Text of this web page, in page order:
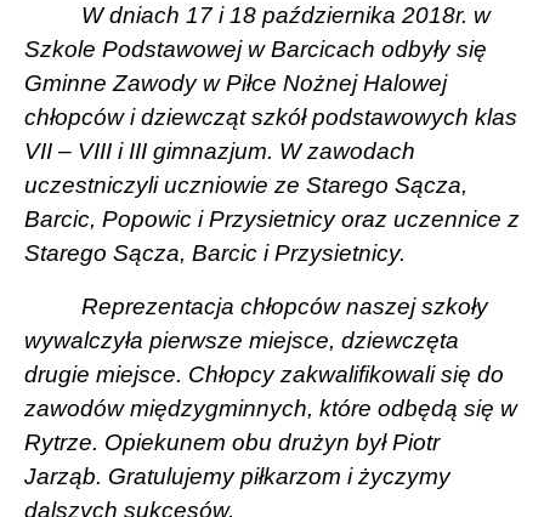
W dniach 17 i 18 października 2018r. w
Szkole Podstawowej w Barcicach odbyły się
Gminne Zawody w Piłce Nożnej Halowej
chłopców i dziewcząt szkół podstawowych klas
VII – VIII i III gimnazjum. W zawodach
uczestniczyli uczniowie ze Starego Sącza,
Barcic, Popowic i Przysietnicy oraz uczennice z
Starego Sącza, Barcic i Przysietnicy.
Reprezentacja chłopców naszej szkoły
wywalczyła pierwsze miejsce, dziewczęta
drugie miejsce. Chłopcy zakwalifikowali się do
zawodów międzygminnych, które odbędą się w
Rytrze. Opiekunem obu drużyn był Piotr
Jarząb. Gratulujemy piłkarzom i życzymy
dalszych sukcesów.